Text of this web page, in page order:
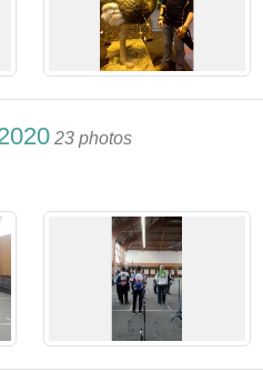
23 photos